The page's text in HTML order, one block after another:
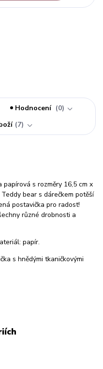
Hodnocení
0
7
s rozměry 16,5 cm x
bear s dárečkem potěší
postavička pro radost!
různé drobnosti a
papír.
s hnědými tkaničkovými